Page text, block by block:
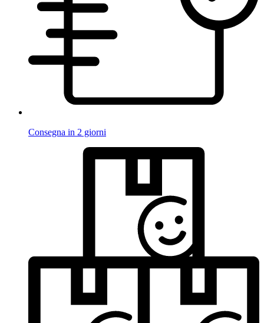
Consegna in 2 giorni